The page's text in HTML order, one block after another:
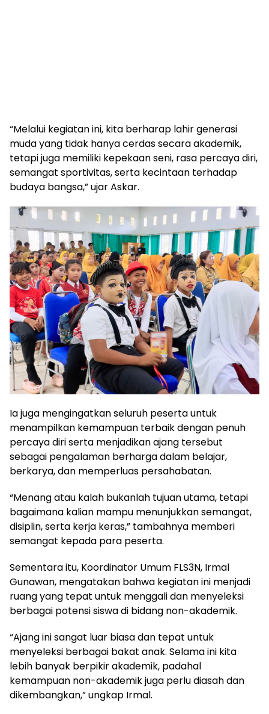
“Melalui kegiatan ini, kita berharap lahir generasi
muda yang tidak hanya cerdas secara akademik,
tetapi juga memiliki kepekaan seni, rasa percaya diri,
semangat sportivitas, serta kecintaan terhadap
budaya bangsa,” ujar Askar.
Ia juga mengingatkan seluruh peserta untuk
menampilkan kemampuan terbaik dengan penuh
percaya diri serta menjadikan ajang tersebut
sebagai pengalaman berharga dalam belajar,
berkarya, dan memperluas persahabatan.
“Menang atau kalah bukanlah tujuan utama, tetapi
bagaimana kalian mampu menunjukkan semangat,
disiplin, serta kerja keras,” tambahnya memberi
semangat kepada para peserta.
Sementara itu, Koordinator Umum FLS3N, Irmal
Gunawan, mengatakan bahwa kegiatan ini menjadi
ruang yang tepat untuk menggali dan menyeleksi
berbagai potensi siswa di bidang non-akademik.
“Ajang ini sangat luar biasa dan tepat untuk
menyeleksi berbagai bakat anak. Selama ini kita
lebih banyak berpikir akademik, padahal
kemampuan non-akademik juga perlu diasah dan
dikembangkan,” ungkap Irmal.